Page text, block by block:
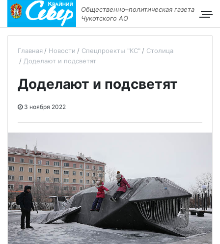
Общественно–политическая газета
Чукотского АО
Главная Новости Спецпроекты "КС"
Столица
Доделают и подсветят
Доделают и подсветят
3 ноября 2022